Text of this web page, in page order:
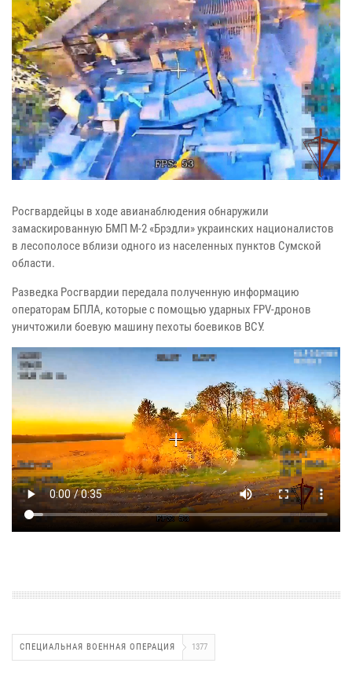
Росгвардейцы в ходе авианаблюдения обнаружили
замаскированную БМП М-2 «Брэдли» украинских националистов
в лесополосе вблизи одного из населенных пунктов Сумской
области.
Разведка Росгвардии передала полученную информацию
операторам БПЛА, которые с помощью ударных FPV-дронов
уничтожили боевую машину пехоты боевиков ВСУ.
СПЕЦИАЛЬНАЯ ВОЕННАЯ ОПЕРАЦИЯ 1377